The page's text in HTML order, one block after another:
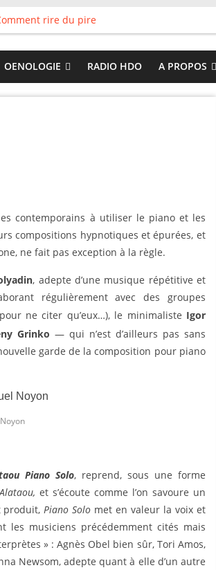
rire du pire
les meilleurs loops !
le game
OENOLOGIE RADIO HDO A PROPOS
contemporains à utiliser le piano et les
compositions hypnotiques et épurées, et
ne fait pas exception à la règle.
, adepte d’une musique répétitive et
régulièrement avec des groupes
ne citer qu’eux…), le minimaliste Igor
Grinko — qui n’est d’ailleurs pas sans
garde de la composition pour piano
aou Piano Solo, reprend, sous une forme
et s’écoute comme l’on savoure un
produit,Piano Solo met en valeur la voix et
les musiciens précédemment cités mais
» : Agnès Obel bien sûr, Tori Amos,
Newsom, adepte quant à elle d’un autre